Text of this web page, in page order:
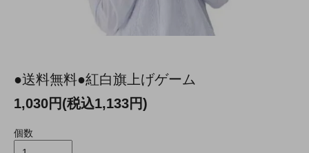
●送料無料●紅白旗上げゲーム
1,030円(税込1,133円)
個数